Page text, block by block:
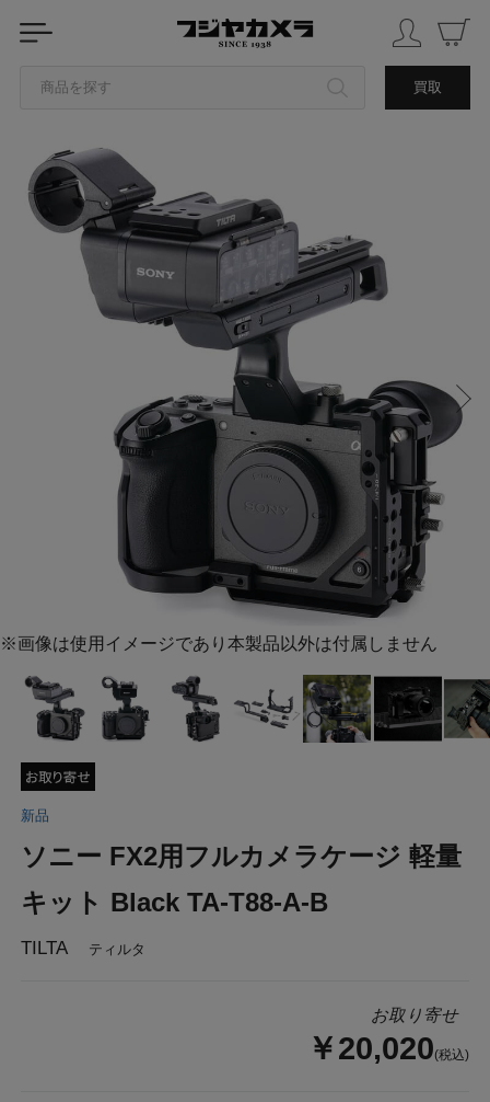
商品を探す 買取
カテゴリから探す
ブランドから探す
中古品を探す
※画像は使用イメージであり本製品以外は付属しません
新品
ソニー FX2用フルカメラケージ 軽量
キット Black TA-T88-A-B
TILTA ティルタ
お取り寄せ
￥20,020(税込)